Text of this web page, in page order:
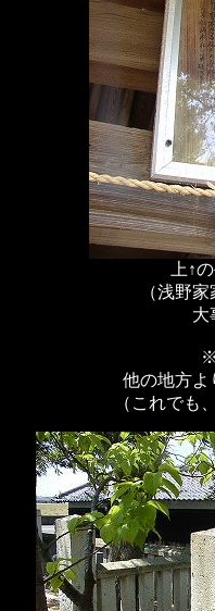
上↑
（浅野
大
他の地方よ
（これでも